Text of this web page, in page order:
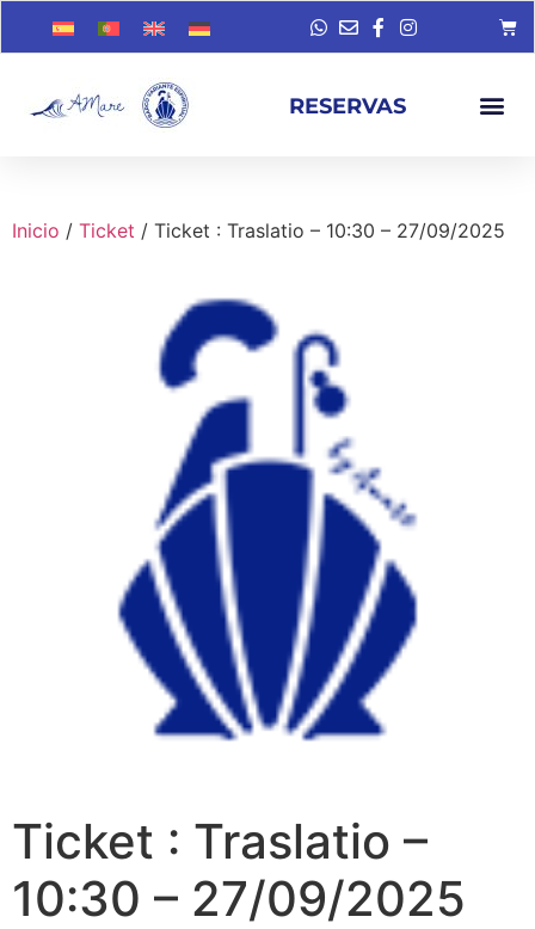
RESERVAS
Inicio / Ticket / Ticket : Traslatio – 10:30 – 27/09/2025
Ticket : Traslatio –
10:30 – 27/09/2025